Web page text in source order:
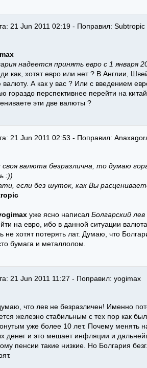
21 Jun 2011 02:19 - Поправил: Subtropic
надеется принять евро с 1 января
как, хотят евро или нет ? В Англии,
валюту. А как у вас ? Или с введением
гораздо перспективнее перейти на
эти две валюты ?
21 Jun 2011 02:53 - Поправил:
своя валюта безразлична, то думаю
:))
если без шуток, как Вы
уже ясно написал Болгарский
на евро, ибо в данной ситуации
не хотят потерять лат. Думаю, что
бумага и металлолом.
21 Jun 2011 11:27 - Поправил: yogimax
что лев не безразличен! Именно
железно стабильным с тех пор как
уже более 10 лет. Почему менять
денег и это мешает инфляции и
пенсии такие низкие. Но Болгария